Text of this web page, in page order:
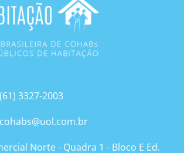
3327-2003
Norte - Quadra 1 - Bloco E Ed.